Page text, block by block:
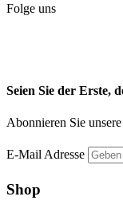
Folge uns
Seien Sie der Erste,
Abonnieren Sie
E-Mail Adresse
Shop